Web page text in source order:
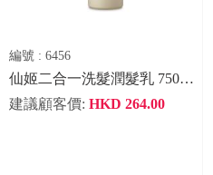
編號 : 6456
仙姬二合一洗髮潤髮乳 750毫升
建議顧客價: HKD 264.00